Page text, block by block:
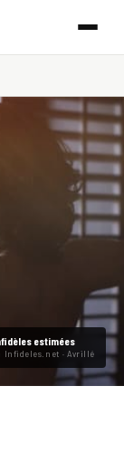
estimées
Infideles.net · Avrillé